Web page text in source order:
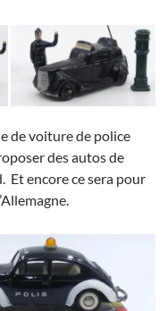
de voiture de police
des autos de
Et encore ce sera pour